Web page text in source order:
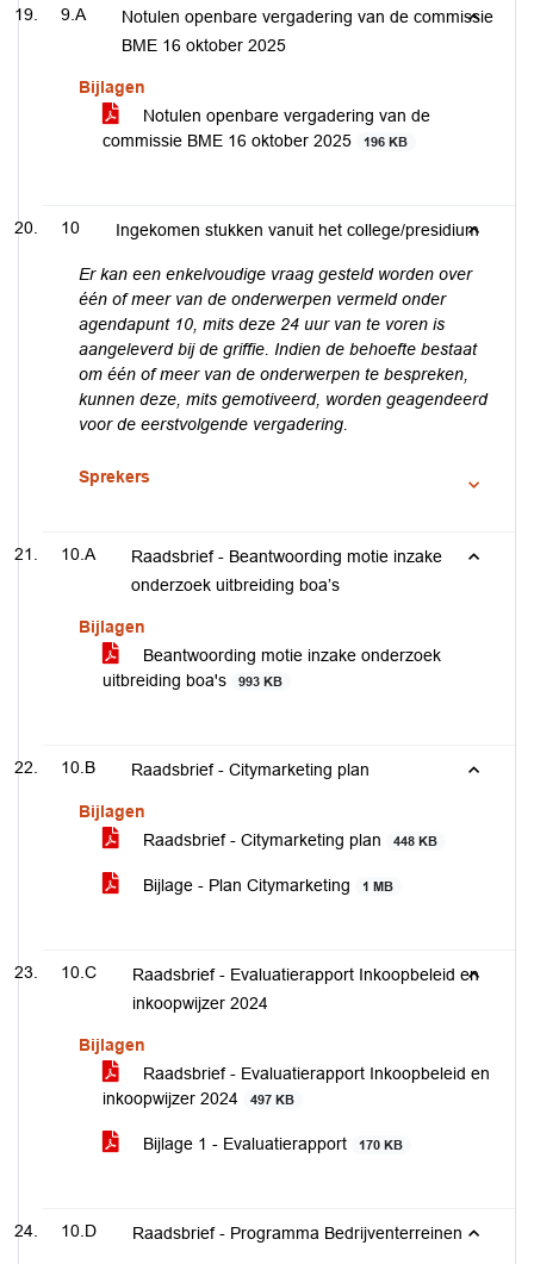
9.A
Notulen openbare vergadering van de commissie
BME 16 oktober 2025
Bijlagen
Notulen openbare vergadering van de
commissie BME 16 oktober 2025
196 KB
10 Ingekomen stukken vanuit het college/presidium
Er kan een enkelvoudige vraag gesteld worden over
één of meer van de onderwerpen vermeld onder
agendapunt 10, mits deze 24 uur van te voren is
aangeleverd bij de griffie. Indien de behoefte bestaat
om één of meer van de onderwerpen te bespreken,
kunnen deze, mits gemotiveerd, worden geagendeerd
voor de eerstvolgende vergadering.
Sprekers
10.A
Raadsbrief - Beantwoording motie inzake
onderzoek uitbreiding boa’s
Bijlagen
Beantwoording motie inzake onderzoek
uitbreiding boa's
993 KB
10.B Raadsbrief - Citymarketing plan
Bijlagen
Raadsbrief - Citymarketing plan
448 KB
Bijlage - Plan Citymarketing 1 MB
10.C
Raadsbrief - Evaluatierapport Inkoopbeleid en
inkoopwijzer 2024
Bijlagen
Raadsbrief - Evaluatierapport Inkoopbeleid en
inkoopwijzer 2024
497 KB
Bijlage 1 - Evaluatierapport 170 KB
10.D Raadsbrief - Programma Bedrijventerreinen